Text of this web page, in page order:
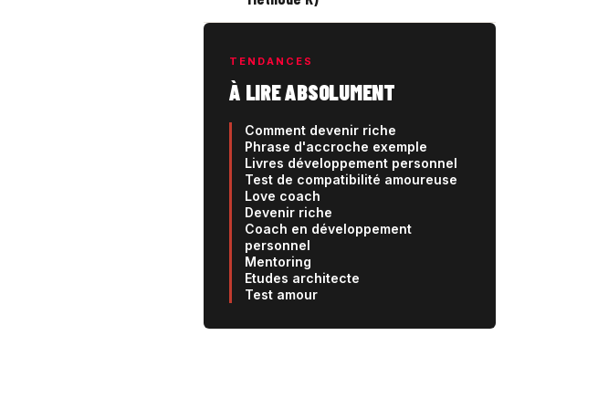
TENDANCES
À LIRE ABSOLUMENT
Comment devenir riche
Phrase d'accroche exemple
Livres développement personnel
Test de compatibilité amoureuse
Love coach
Devenir riche
Coach en développement
personnel
Mentoring
Etudes architecte
Test amour